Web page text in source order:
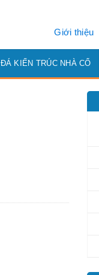
Giới thiệu
ĐÁ KIẾN TRÚC NHÀ CỔ